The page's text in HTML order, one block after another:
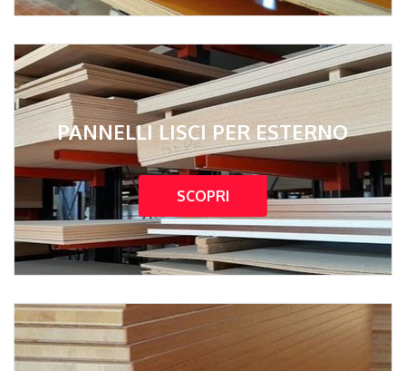
PANNELLI LISCI PER ESTERNO
SCOPRI